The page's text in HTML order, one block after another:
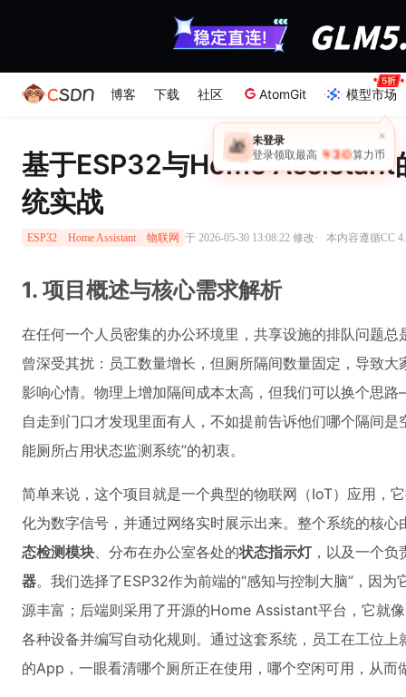
博客 下载 社区 AtomGit 模型市场
基于ESP32与Home Assistant
统实战
ESP32 Home Assistant 物联网 于 2026-05-30 13:08:22 修改· 本内容遵循CC
1. 项目概述与核心需求解析
在任何一个人员密集的办公环境里，共享设施的排队问题
曾深受其扰：员工数量增长，但厕所隔间数量固定，导致大
影响心情。物理上增加隔间成本太高，但我们可以换个思
自走到门口才发现里面有人，不如提前告诉他们哪个隔间
能厕所占用状态监测系统”的初衷。
简单来说，这个项目就是一个典型的物联网（IoT）应用，
化为数字信号，并通过网络实时展示出来。整个系统的核
态检测模块、分布在办公室各处的状态指示灯，以及一个负
器。我们选择了ESP32作为前端的“感知与控制大脑”，因
源丰富；后端则采用了开源的Home Assistant平台，它就
各种设备并编写自动化规则。通过这套系统，员工在工位
的App，一眼看清哪个厕所正在使用，哪个空闲可用，从而